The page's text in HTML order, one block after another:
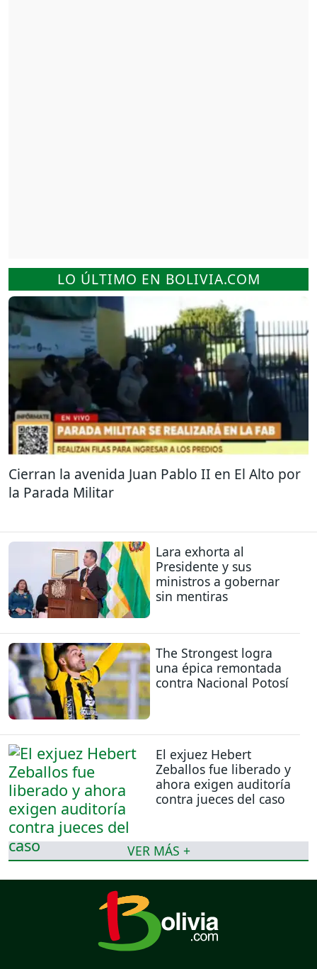
LO ÚLTIMO EN BOLIVIA.COM
Cierran la avenida Juan Pablo II en El Alto por
la Parada Militar
Lara exhorta al
Presidente y sus
ministros a gobernar
sin mentiras
The Strongest logra
una épica remontada
contra Nacional Potosí
El exjuez Hebert
Zeballos fue liberado y
ahora exigen auditoría
contra jueces del caso
VER MÁS +